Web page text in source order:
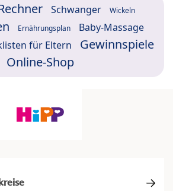
Schwanger Wickeln
Ernährungsplan Baby-Massage
für Eltern
Gewinnspiele
Online-Shop